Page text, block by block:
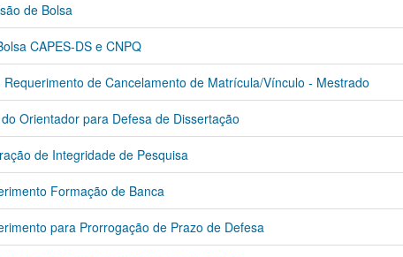
de Bolsa
CAPES-DS e CNPQ
Requerimento de Cancelamento de Matrícula/Vínculo - Mestrado
Orientador para Defesa de Dissertação
de Integridade de Pesquisa
Formação de Banca
para Prorrogação de Prazo de Defesa